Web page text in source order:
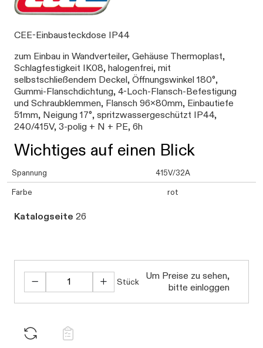
CEE-Einbausteckdose IP44
zum Einbau in Wandverteiler, Gehäuse Thermoplast,
Schlagfestigkeit IK08, halogenfrei, mit
selbstschließendem Deckel, Öffnungswinkel 180°,
Gummi-Flanschdichtung, 4-Loch-Flansch-Befestigung
und Schraubklemmen, Flansch 96x80mm, Einbautiefe
51mm, Neigung 17°, spritzwassergeschützt IP44,
240/415V, 3-polig + N + PE, 6h
Wichtiges auf einen Blick
Spannung 415V/32A
Farbe rot
Katalogseite 26
Stück
Um Preise zu sehen,
bitte einloggen